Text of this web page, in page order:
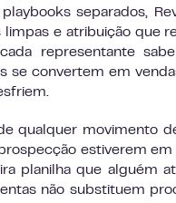
separados,
e atribuição que
representante
se convertem em
qualquer movimento
estiverem
planilha que alguém
não substituem